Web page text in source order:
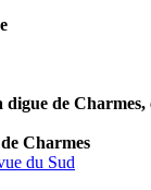
de Charmes,
Charmes
du Sud